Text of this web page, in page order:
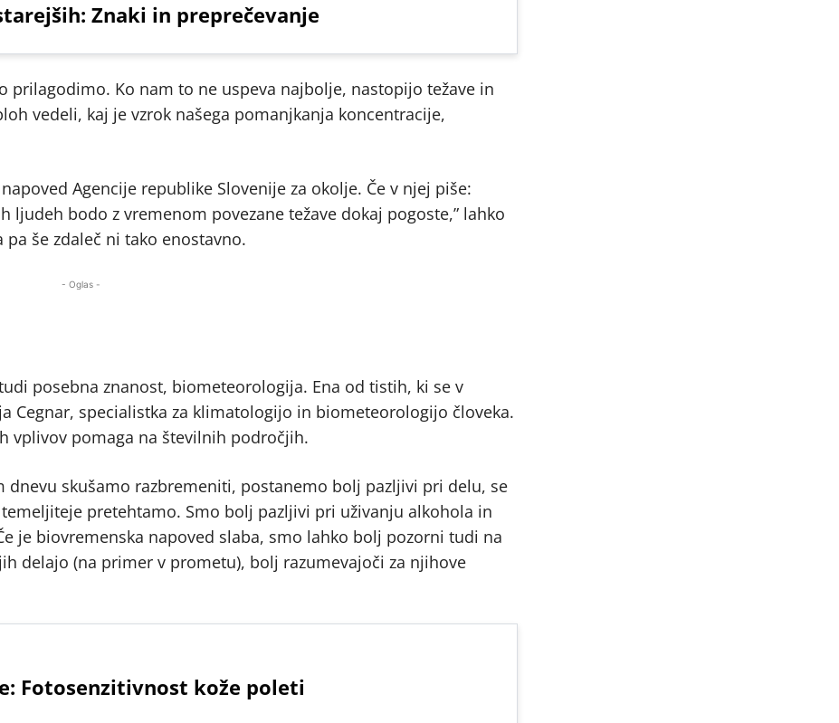
Znaki in preprečevanje
prilagodimo. Ko nam to ne uspeva najbolje, nastopijo težave in
vedeli, kaj je vzrok našega pomanjkanja koncentracije,
Agencije republike Slovenije za okolje. Če v njej piše:
bodo z vremenom povezane težave dokaj pogoste,” lahko
pa še zdaleč ni tako enostavno.
- Oglas -
posebna znanost, biometeorologija. Ena od tistih, ki se v
Cegnar, specialistka za klimatologijo in biometeorologijo človeka.
vplivov pomaga na številnih področjih.
dnevu skušamo razbremeniti, postanemo bolj pazljivi pri delu, se
pretehtamo. Smo bolj pazljivi pri uživanju alkohola in
je biovremenska napoved slaba, smo lahko bolj pozorni tudi na
delajo (na primer v prometu), bolj razumevajoči za njihove
Fotosenzitivnost kože poleti